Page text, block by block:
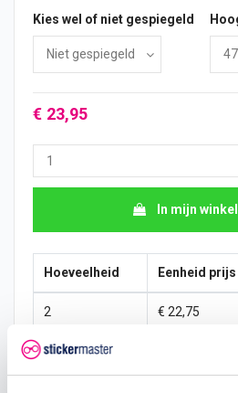
Kies wel of niet gespiegeld
€ 23,95
In mijn
Hoeveelheid Eenheid prijs
2 € 22,75
5